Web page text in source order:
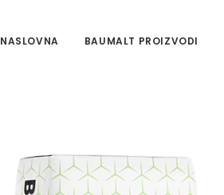
NASLOVNA BAUMALT PROIZVODI